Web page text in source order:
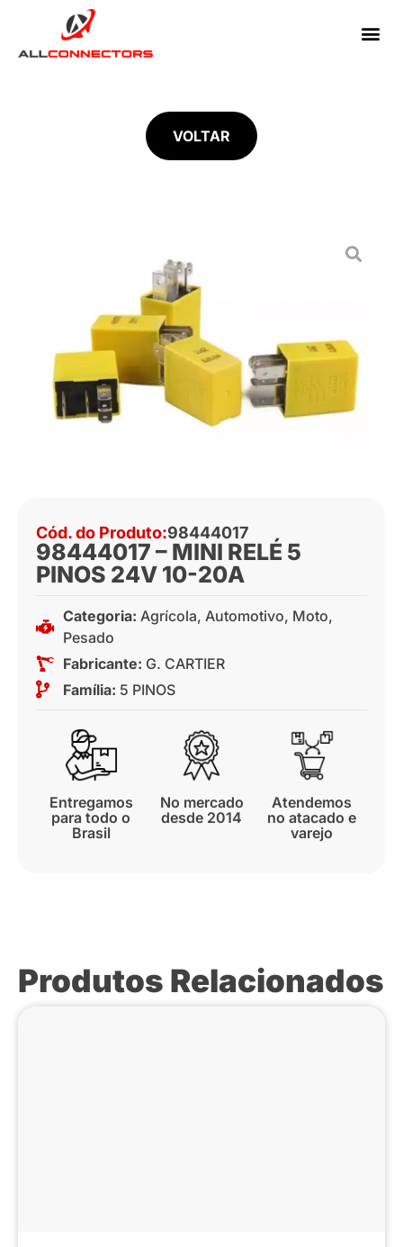
VOLTAR
Cód. do Produto:98444017
98444017 – MINI RELÉ 5
PINOS 24V 10-20A
Categoria: Agrícola, Automotivo, Moto,
Pesado
Fabricante: G. CARTIER
Família: 5 PINOS
Entregamos
para todo o
Brasil
No mercado
desde 2014
Atendemos
no atacado e
varejo
Produtos Relacionados